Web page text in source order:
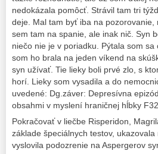
nedokázala pomôcť. Strávil tam tri
deje. Mal tam byť iba na
sem tam na spanie, ale inak nič. Syn
niečo nie je v poriadku. Pýtala som
som ho brala na jeden víkend na
syn užívať. Tie lieky boli prvé zlo, s
horí. Lieky som vysadila a do
uvedené: Dg.záver: Depresívna
obsahmi v myslení hraničnej hĺbky
Pokračovať v liečbe Risperidon,
základe špeciálnych testov,
vyslovila podozrenie na Aspergerov